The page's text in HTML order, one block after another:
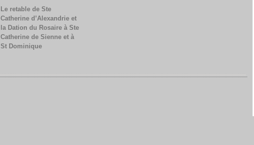
Le retable de Ste
Catherine d’Alexandrie et
la Dation du Rosaire à Ste
Catherine de Sienne et à
St Dominique